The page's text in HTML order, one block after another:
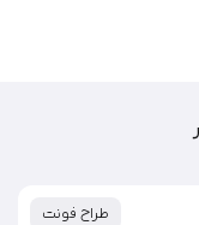
طراح فونت